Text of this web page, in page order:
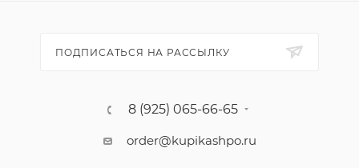
ПОДПИСАТЬСЯ НА РАССЫЛКУ
8 (925) 065-66-65
order@kupikashpo.ru